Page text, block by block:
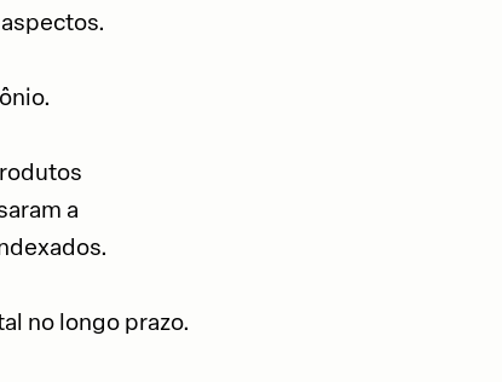
a
no longo prazo.